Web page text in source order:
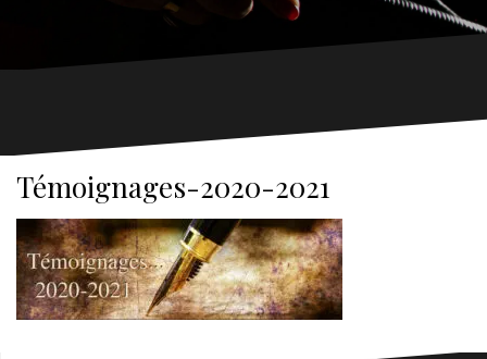
Témoignages-2020-2021